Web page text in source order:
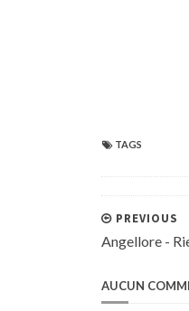
TAGS
PREVIOUS
Angellore -
AUCUN